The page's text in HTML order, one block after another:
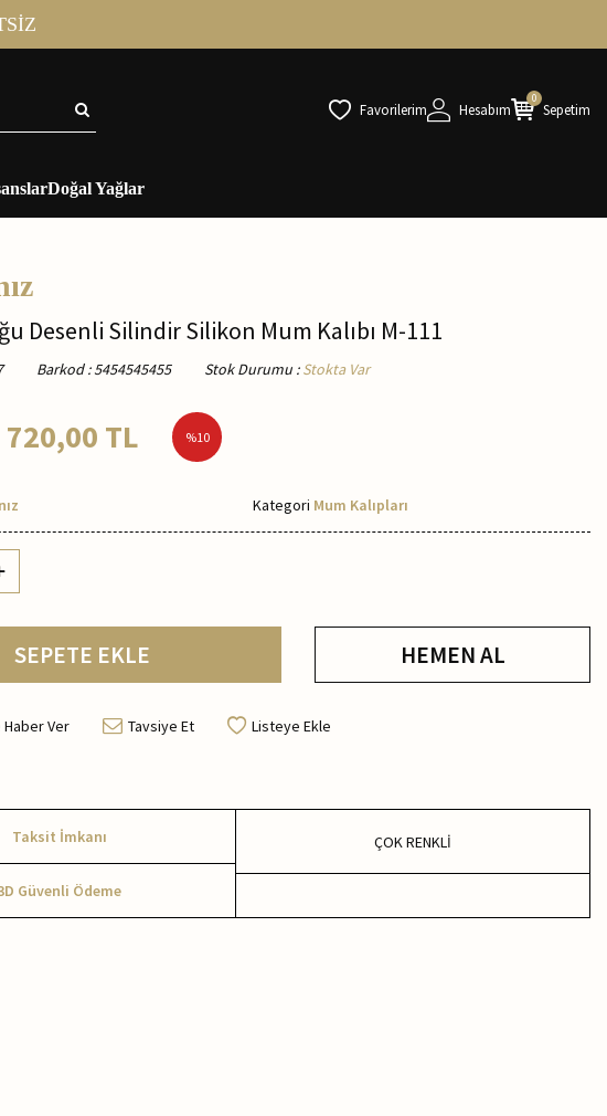
Favorilerim Hesabım
0
Sepetim
Doğal Yağlar
Desenli Silindir Silikon Mum Kalıbı M-111
Barkod : 5454545455 Stok Durumu : Stokta Var
720,00 TL %10
Kategori Mum Kalıpları
SEPETE EKLE HEMEN AL
Haber Ver Tavsiye Et Listeye Ekle
Taksit İmkanı
Güvenli Ödeme
ÇOK RENKLİ